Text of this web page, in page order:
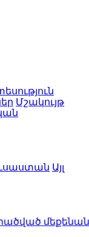
Մշակույթ
Այլ